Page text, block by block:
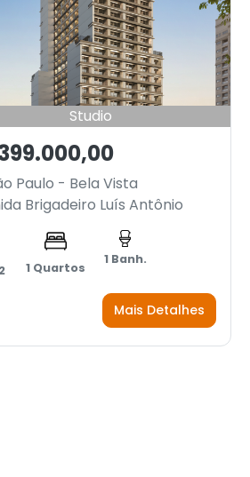
Studio
Paulo - Bela Vista
Brigadeiro Luís Antônio
1 Quartos
1 Banh.
Mais Detalhes